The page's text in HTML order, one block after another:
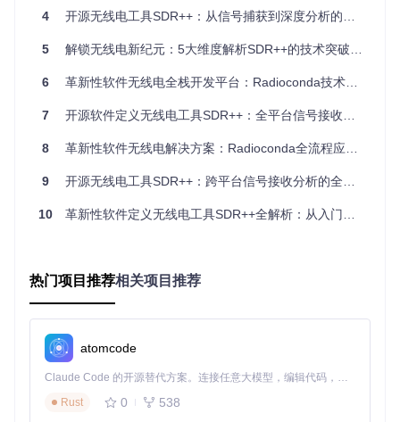
模式
支持20+种（可扩
展）
固定1-2
种
10+种（扩
展复杂）
多设
持
同时连接多个SDR
设备
自定
义能
高（模块化架构） 无
中（需代码
技术解析：模块化架构如何实现信号处理的无限
可能？
这种设计不仅简化了代码维护，更为用户提供了按需配置的个
信号处理核心链解析 🛠️
SDR++的信号处理流程从硬件采集到最终音频输出，经历了完
整的信号转换过程：
信号采集
：通过硬件抽象层从SDR设备获取原始I/Q采样数
4 开源无线电工具SDR++：从信号捕获到深度分析的全流程指南
5 解锁无线电新纪元：5大维度解析SDR++的技术突破与应用场景
6 革新性软件无线电全栈开发平台：Radioconda技术原理与实践指南
7 开源软件定义无线电工具SDR++：全平台信号接收与分析解决方案深度评测
8 革新性软件无线电解决方案：Radioconda全流程应用指南
9 开源无线电工具SDR++：跨平台信号接收分析的全方位解决方案
10 革新性软件定义无线电工具SDR++全解析：从入门到专业的跨平台信号接收方案
热门项目推荐相关项目推荐
atomcode
Claude Code 的开源替代方案。连接任意大模型，编辑代码，运行命令，自动验证 — 全自动执行。用 Rust 构建，极致性能。 ｜ An open-source alternative to Claude Code. Connect any LLM, edit code, run commands, and verify changes — autonomously. Built in Rust for speed. Get Started
Rust
0 538